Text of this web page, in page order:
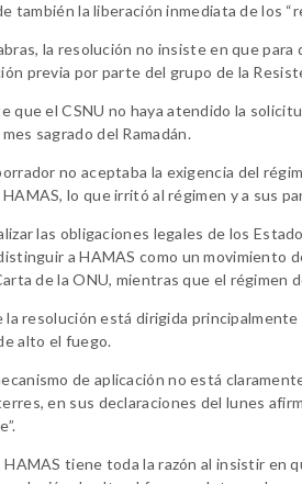
también la liberación inmediata de los
la resolución no insiste en que
previa por parte del grupo de la
que el CSNU no haya atendido la
sagrado del Ramadán.
no aceptaba la exigencia del
lo que irritó al régimen y a sus
las obligaciones legales de los
a HAMAS como un movimiento
de la ONU, mientras que el régimen
la resolución está dirigida
alto el fuego.
de aplicación no está
en sus declaraciones del lunes
tiene toda la razón al insistir en